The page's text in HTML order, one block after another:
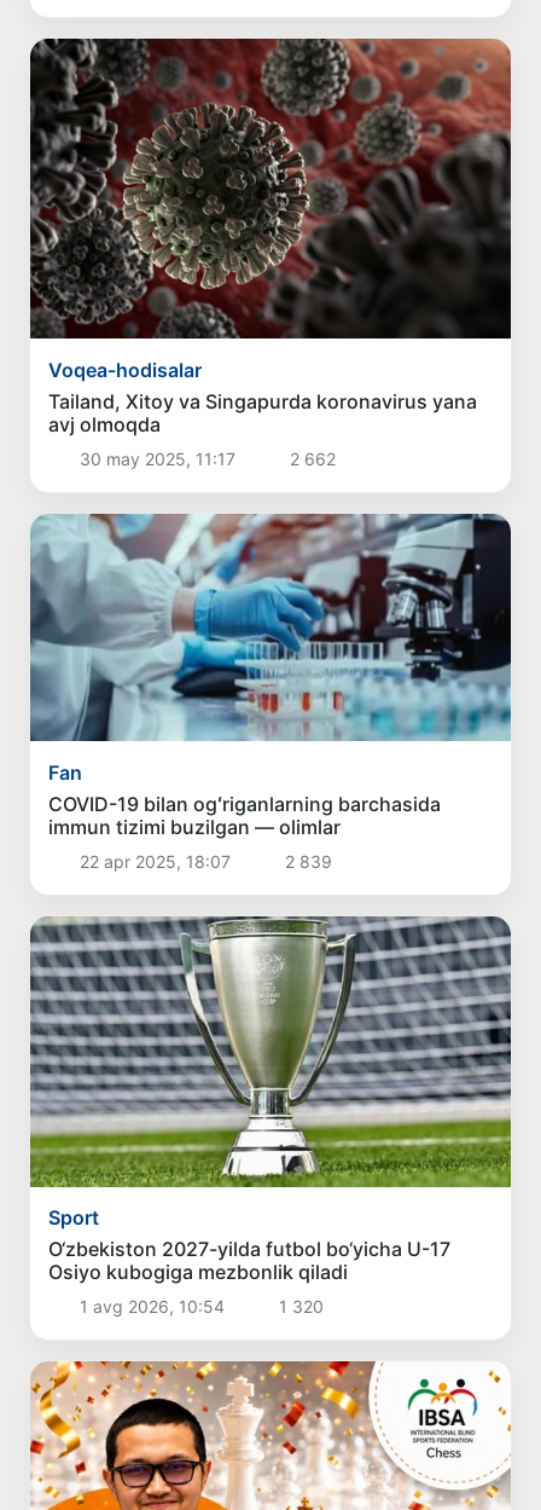
Voqea-hodisalar
Tailand, Xitoy va Singapurda koronavirus yana
avj olmoqda
30 may 2025, 11:17 2 662
Fan
COVID-19 bilan ogʻriganlarning barchasida
immun tizimi buzilgan — olimlar
22 apr 2025, 18:07 2 839
Sport
O‘zbekiston 2027-yilda futbol bo‘yicha U-17
Osiyo kubogiga mezbonlik qiladi
1 avg 2026, 10:54 1 320